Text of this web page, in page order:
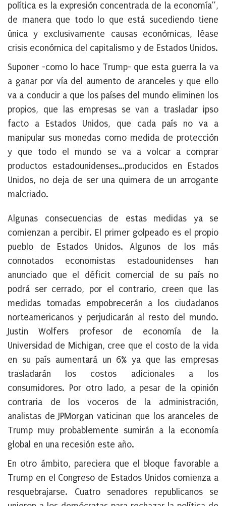
política es la expresión concentrada de la economía”,
de manera que todo lo que está sucediendo tiene
única y exclusivamente causas económicas, léase
crisis económica del capitalismo y de Estados Unidos.
Suponer -como lo hace Trump- que esta guerra la va
a ganar por vía del aumento de aranceles y que ello
va a conducir a que los países del mundo eliminen los
propios, que las empresas se van a trasladar ipso
facto a Estados Unidos, que cada país no va a
manipular sus monedas como medida de protección
y que todo el mundo se va a volcar a comprar
productos estadounidenses…producidos en Estados
Unidos, no deja de ser una quimera de un arrogante
malcriado.
Algunas consecuencias de estas medidas ya se
comienzan a percibir. El primer golpeado es el propio
pueblo de Estados Unidos. Algunos de los más
connotados economistas estadounidenses han
anunciado que el déficit comercial de su país no
podrá ser cerrado, por el contrario, creen que las
medidas tomadas empobrecerán a los ciudadanos
norteamericanos y perjudicarán al resto del mundo.
Justin Wolfers profesor de economía de la
Universidad de Michigan, cree que el costo de la vida
en su país aumentará un 6% ya que las empresas
trasladarán los costos adicionales a los
consumidores. Por otro lado, a pesar de la opinión
contraria de los voceros de la administración,
analistas de JPMorgan vaticinan que los aranceles de
Trump muy probablemente sumirán a la economía
global en una recesión este año.
En otro ámbito, pareciera que el bloque favorable a
Trump en el Congreso de Estados Unidos comienza a
resquebrajarse. Cuatro senadores republicanos se